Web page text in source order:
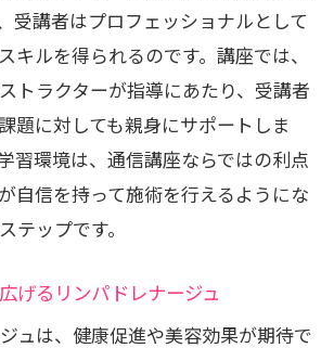
受講者はプロフェッショナルとして
キルを得られるのです。講座では、
トラクターが指導にあたり、受講者
題に対しても親身にサポートしま
習環境は、通信講座ならではの利点
自信を持って施術を行えるようにな
テップです。
げるリンパドレナージュ
ュは、健康促進や美容効果が期待で